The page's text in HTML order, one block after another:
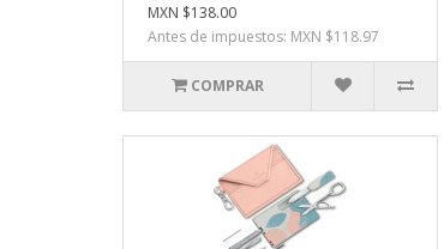
MXN $138.00
Antes de impuestos: MXN $118.97
COMPRAR